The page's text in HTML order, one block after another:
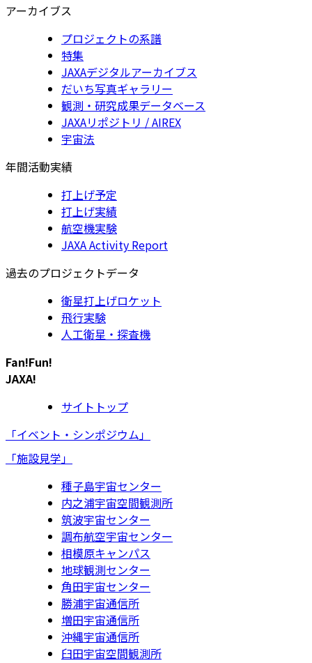
アーカイブス
プロジェクトの系譜
特集
JAXAデジタルアーカイブス
だいち写真ギャラリー
観測・研究成果データベース
JAXAリポジトリ / AIREX
宇宙法
年間活動実績
打上げ予定
打上げ実績
航空機実験
JAXA Activity Report
過去のプロジェクトデータ
衛星打上げロケット
飛行実験
人工衛星・探査機
Fan!Fun!
JAXA!
サイトトップ
「イベント・シンポジウム」
「施設見学」
種子島宇宙センター
内之浦宇宙空間観測所
筑波宇宙センター
調布航空宇宙センター
相模原キャンパス
地球観測センター
角田宇宙センター
勝浦宇宙通信所
増田宇宙通信所
沖縄宇宙通信所
臼田宇宙空間観測所